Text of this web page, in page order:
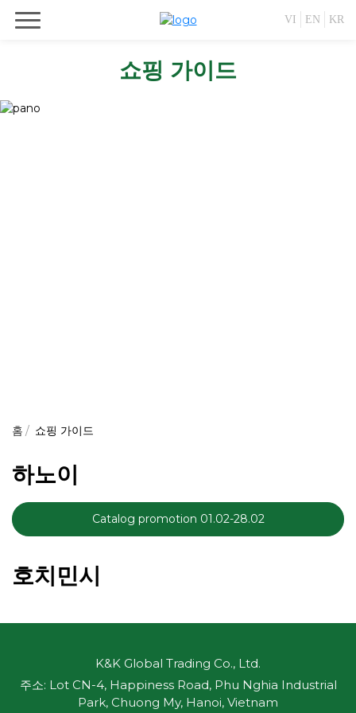
VI EN KR
쇼핑 가이드
홈 쇼핑 가이드
하노이
Catalog promotion 01.02-28.02
호치민시
K&K Global Trading Co., Ltd.
주소: Lot CN-4, Happiness Road, Phu Nghia Industrial
Park, Chuong My, Hanoi, Vietnam